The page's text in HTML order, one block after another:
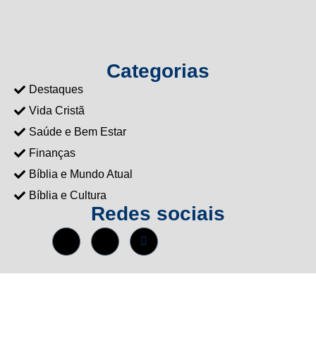
Categorias
Destaques
Vida Cristã
Saúde e Bem Estar
Finanças
Bíblia e Mundo Atual
Bíblia e Cultura
Redes sociais